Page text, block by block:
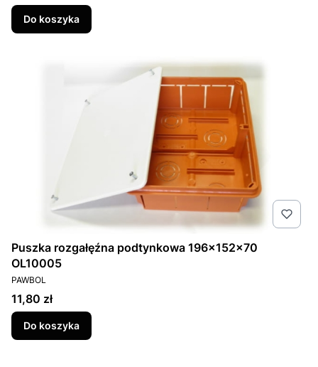
Do koszyka
Puszka rozgałęźna podtynkowa 196x152x70
OL10005
PRODUCENT
PAWBOL
Cena
11,80 zł
Do koszyka